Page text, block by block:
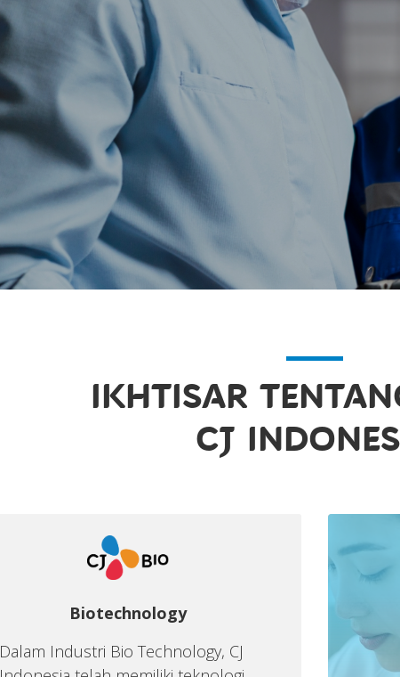
ikhtisar
cj
Biotechnology
Dalam Industri Bio Technology, CJ